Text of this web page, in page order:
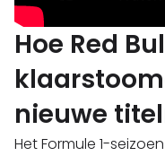
Hoe Red
nieuwe
Het Formule 1-